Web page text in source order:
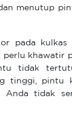
menutup
pada
perlu khawatir
tidak
tinggi, pintu
tidak